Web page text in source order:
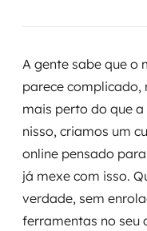
Business Intelligence
Data Lakes &
Governança de dados
Modernização de
Desenvolvimento
A gente sabe que o
parece complicado,
mais perto do que
nisso, criamos um
online pensado
já mexe com isso.
verdade, sem
ferramentas no seu